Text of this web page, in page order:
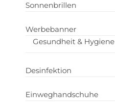
Sonnenbrillen
Werbebanner
Gesundheit & Hygiene
Desinfektion
Einweghandschuhe